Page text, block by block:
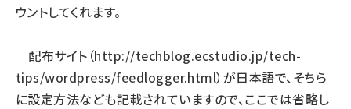
ウントしてくれます。
配布サイト（http://techblog.ecstudio.jp/tech-
tips/wordpress/feedlogger.html）が日本語で、そちら
に設定方法なども記載されていますので、ここでは省略し